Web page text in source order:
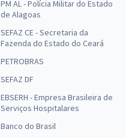
PM AL - Polícia Militar do Estado
de Alagoas
SEFAZ CE - Secretaria da
Fazenda do Estado do Ceará
PETROBRAS
SEFAZ DF
EBSERH - Empresa Brasileira de
Serviços Hospitalares
Banco do Brasil